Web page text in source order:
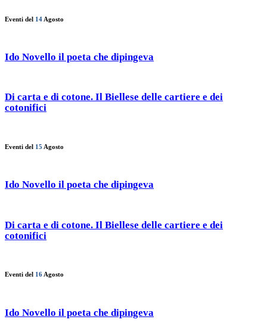
Eventi del 14 Agosto
Ido Novello il poeta che dipingeva
Di carta e di cotone. Il Biellese delle cartiere e dei
cotonifici
Eventi del 15 Agosto
Ido Novello il poeta che dipingeva
Di carta e di cotone. Il Biellese delle cartiere e dei
cotonifici
Eventi del 16 Agosto
Ido Novello il poeta che dipingeva